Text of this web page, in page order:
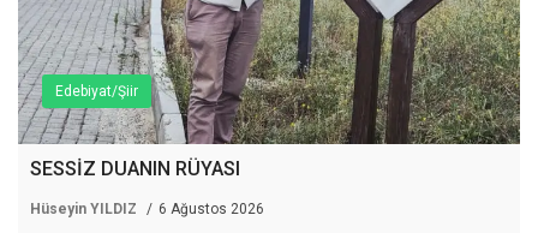
Edebiyat/Şiir
SESSİZ DUANIN RÜYASI
Hüseyin YILDIZ 6 Ağustos 2026